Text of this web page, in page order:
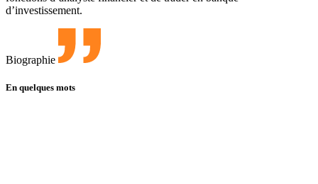
d’investissement.
Biographie
En quelques mots